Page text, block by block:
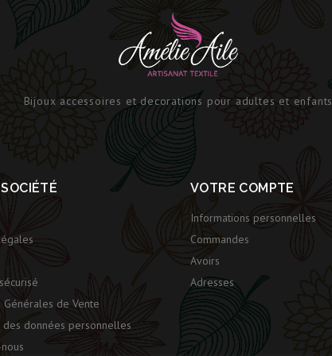
Bijoux accessoires et decorations pour adultes et enfants
Générales de Vente
des données personnelles
VOTRE COMPTE
Informations personnelles
Commandes
Avoirs
Adresses